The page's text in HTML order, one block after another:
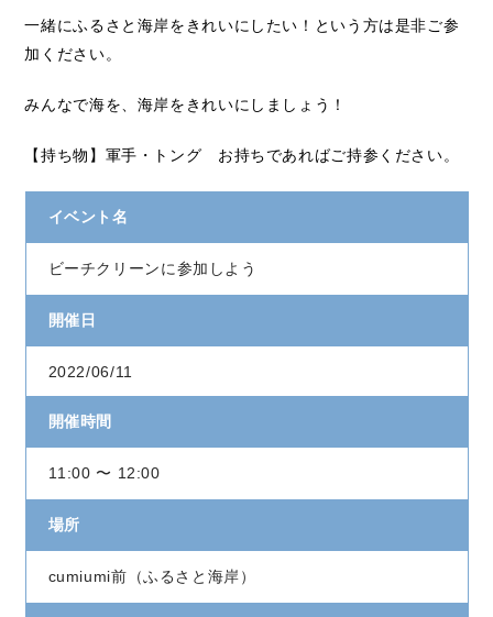
一緒にふるさと海岸をきれいにしたい！という方は是非ご参
加ください。
みんなで海を、海岸をきれいにしましょう！
【持ち物】軍手・トング お持ちであればご持参ください。
イベント名
ビーチクリーンに参加しよう
開催日
2022/06/11
開催時間
11:00 〜 12:00
場所
cumiumi前（ふるさと海岸）